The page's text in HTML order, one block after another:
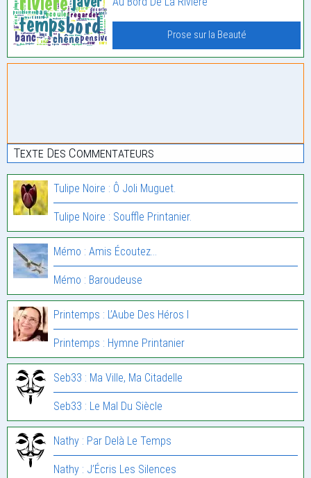
Prose sur la Beauté
Texte Des Commentateurs
Tulipe Noire : Ô Joli Muguet.
Tulipe Noire : Souffle Printanier.
Mémo : Amis Écoutez…
Mémo : Baroudeuse
Printemps : L’Aube Des Héros I
Printemps : Hymne Printanier
Seb33 : Ma Ville, Ma Citadelle
Seb33 : Le Mal Du Siècle
Nathy : Par Delà Le Temps
Nathy : J’Écris Les Silences